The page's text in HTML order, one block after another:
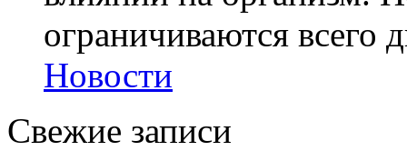
ограничиваются всего
Новости
Свежие записи